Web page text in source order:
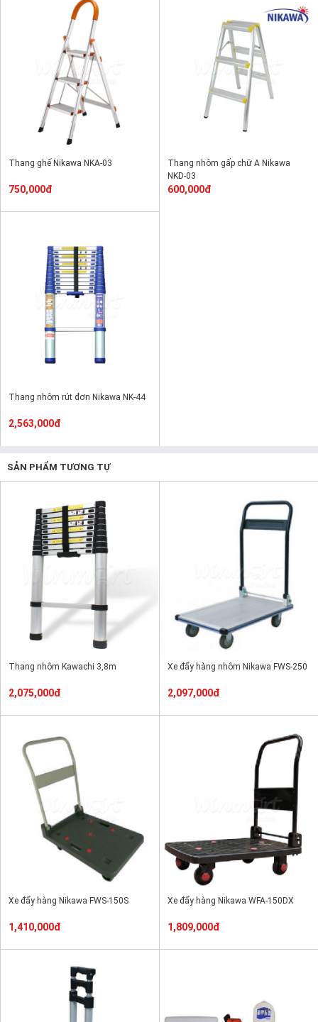
Thang ghế Nikawa NKA-03
750,000đ
Thang nhôm gấp chữ A Nikawa
NKD-03
600,000đ
Thang nhôm rút đơn Nikawa NK-44
2,563,000đ
SẢN PHẨM TƯƠNG TỰ
Thang nhôm Kawachi 3,8m
2,075,000đ
Xe đẩy hàng nhôm Nikawa FWS-250
2,097,000đ
Xe đẩy hàng Nikawa FWS-150S
1,410,000đ
Xe đẩy hàng Nikawa WFA-150DX
1,809,000đ